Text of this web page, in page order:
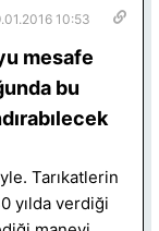
10:53
mesafe
bu
Tarıkatlerin
yılda verdiği